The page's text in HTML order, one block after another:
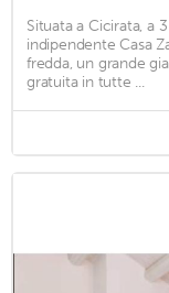
Situata a Cicirata, a
indipendente Casa
fredda, un grande
gratuita in tutte ...